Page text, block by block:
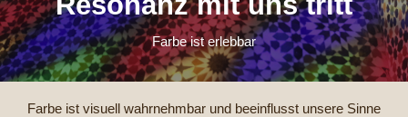
Farbe ist erlebbar
Farbe ist visuell wahrnehmbar und beeinflusst unsere Sinne